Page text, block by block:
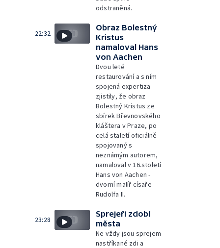
odstraněná.
22:32
Obraz Bolestný
Kristus
namaloval Hans
von Aachen
Dvou leté
restaurování a s ním
spojená expertiza
zjistily, že obraz
Bolestný Kristus ze
sbírek Břevnovského
kláštera v Praze, po
celá staletí oficiálně
spojovaný s
neznámým autorem,
namaloval v 16.století
Hans von Aachen -
dvorní malíř císaře
Rudolfa II.
23:28
Sprejeři zdobí
města
Ne vždy jsou sprejem
nastříkané zdi a